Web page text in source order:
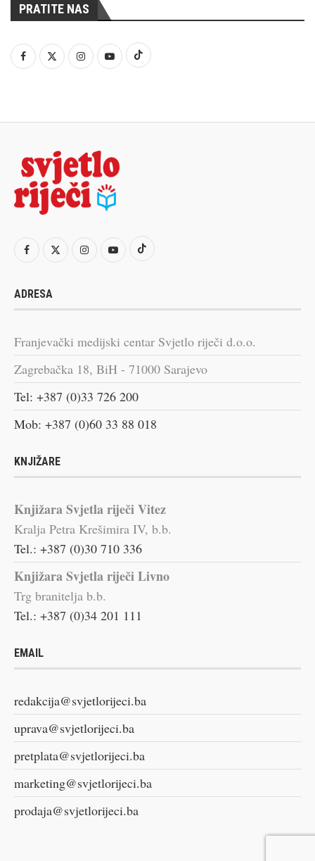
PRATITE NAS
ADRESA
Franjevački medijski centar Svjetlo riječi d.o.o.
Zagrebačka 18, BiH - 71000 Sarajevo
Tel: +387 (0)33 726 200
Mob: +387 (0)60 33 88 018
KNJIŽARE
Knjižara Svjetla riječi Vitez
Kralja Petra Krešimira IV, b.b.
Tel.: +387 (0)30 710 336
Knjižara Svjetla riječi Livno
Trg branitelja b.b.
Tel.: +387 (0)34 201 111
EMAIL
redakcija@svjetlorijeci.ba
uprava@svjetlorijeci.ba
pretplata@svjetlorijeci.ba
marketing@svjetlorijeci.ba
prodaja@svjetlorijeci.ba